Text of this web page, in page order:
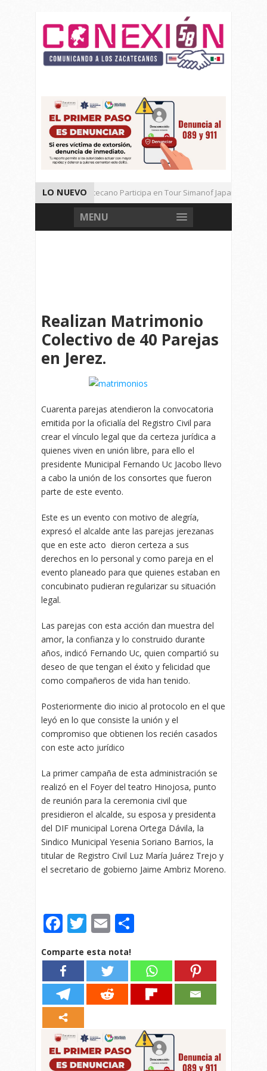
LO NUEVO
Universitario Zacatecano Participa en Tour Simanof Japan 2026
Implementa SAMA Estrategia de Reciclaje con Empresa PetStar
MENU
Realizan Matrimonio
Colectivo de 40 Parejas
en Jerez.
Cuarenta parejas atendieron la convocatoria
emitida por la oficialía del Registro Civil para
crear el vínculo legal que da certeza jurídica a
quienes viven en unión libre, para ello el
presidente Municipal Fernando Uc Jacobo llevo
a cabo la unión de los consortes que fueron
parte de este evento.
Este es un evento con motivo de alegría,
expresó el alcalde ante las parejas jerezanas
que en este acto dieron certeza a sus
derechos en lo personal y como pareja en el
evento planeado para que quienes estaban en
concubinato pudieran regularizar su situación
legal.
Las parejas con esta acción dan muestra del
amor, la confianza y lo construido durante
años, indicó Fernando Uc, quien compartió su
deseo de que tengan el éxito y felicidad que
como compañeros de vida han tenido.
Posteriormente dio inicio al protocolo en el que
leyó en lo que consiste la unión y el
compromiso que obtienen los recién casados
con este acto jurídico
La primer campaña de esta administración se
realizó en el Foyer del teatro Hinojosa, punto
de reunión para la ceremonia civil que
presidieron el alcalde, su esposa y presidenta
del DIF municipal Lorena Ortega Dávila, la
Sindico Municipal Yesenia Soriano Barrios, la
titular de Registro Civil Luz María Juárez Trejo y
el secretario de gobierno Jaime Ambriz Moreno.
Facebook
Twitter
Email
Comparte esta nota!